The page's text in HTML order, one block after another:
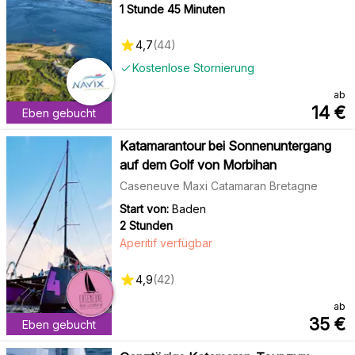
Eben gebucht
1 Stunde 45 Minuten
Kostenlose Stornierung
4,7(44)
ab
14 €
Eben gebucht
Katamarantour bei Sonnenuntergang
auf dem Golf von Morbihan
Caseneuve Maxi Catamaran Bretagne
Start von: Baden
2 Stunden
Aperitif verfügbar
4,9(42)
ab
35 €